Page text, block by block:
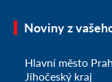
Noviny z
Hlavní město
Jihočeský kraj